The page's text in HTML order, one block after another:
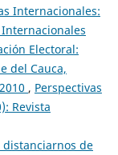
Internacionales:
Internacionales
Electoral:
del Cauca,
, Perspectivas
Revista
distanciarnos de